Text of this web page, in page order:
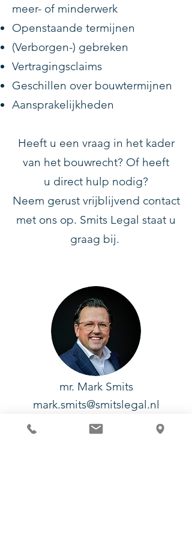
meer- of minderwerk
Openstaande termijnen
(Verborgen-) gebreken
Vertragingsclaims
Geschillen over bouwtermijnen
Aansprakelijkheden
Heeft u een vraag in het kader
van het bouwrecht? Of heeft
u direct hulp nodig?
Neem gerust vrijblijvend contact
met ons op. Smits Legal staat u
graag bij.
mr. Mark Smits
mark.smits@smitslegal.nl